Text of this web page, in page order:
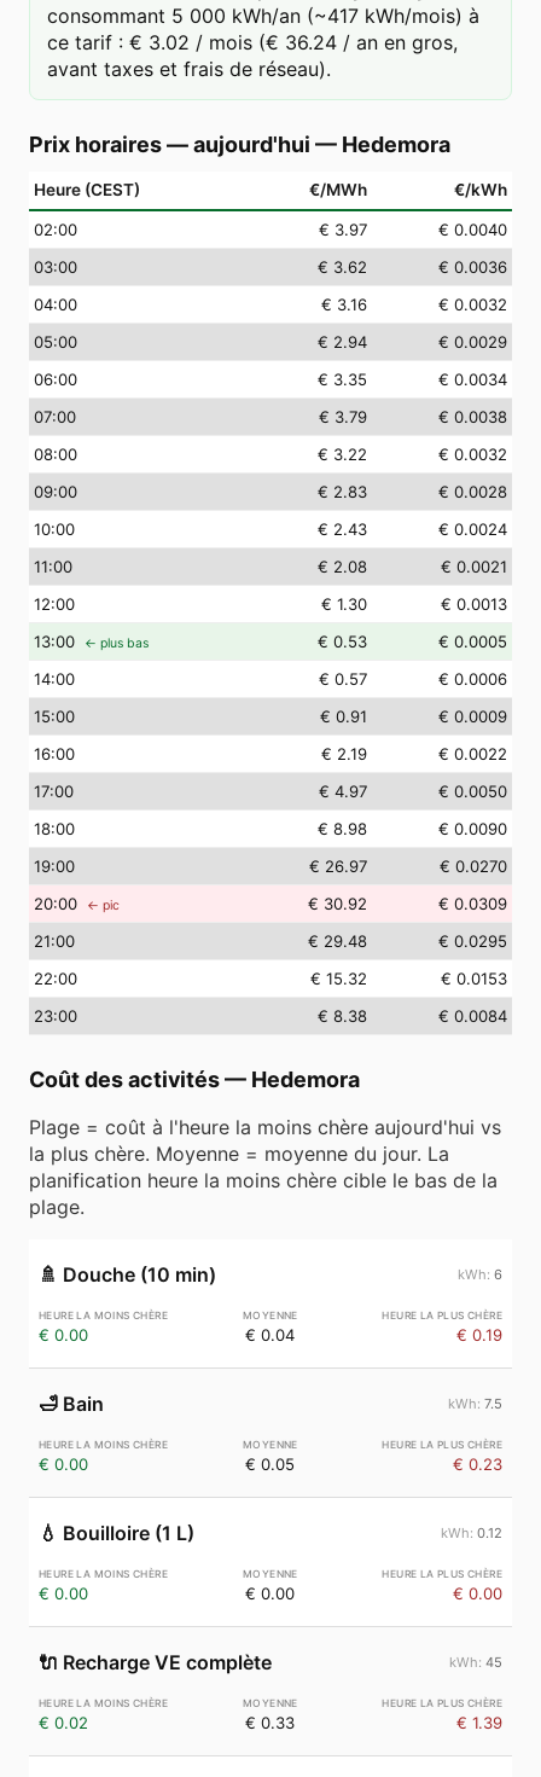
consommant 5 000 kWh/an (~417 kWh/mois) à
ce tarif : € 3.02 / mois (€ 36.24 / an en gros,
avant taxes et frais de réseau).
Prix horaires — aujourd'hui — Hedemora
Heure (CEST) €/MWh €/kWh
02:00 € 3.97
€ 0.0040
03:00 € 3.62
€ 0.0036
04:00 € 3.16
€ 0.0032
05:00 € 2.94
€ 0.0029
06:00 € 3.35
€ 0.0034
07:00 € 3.79
€ 0.0038
08:00 € 3.22
€ 0.0032
09:00 € 2.83
€ 0.0028
10:00 € 2.43
€ 0.0024
11:00 € 2.08
€ 0.0021
12:00 € 1.30
€ 0.0013
13:00 ← plus bas € 0.53
€ 0.0005
14:00 € 0.57
€ 0.0006
15:00 € 0.91
€ 0.0009
16:00 € 2.19
€ 0.0022
17:00 € 4.97
€ 0.0050
18:00 € 8.98
€ 0.0090
19:00 € 26.97
€ 0.0270
20:00 ← pic € 30.92
€ 0.0309
21:00 € 29.48
€ 0.0295
22:00 € 15.32
€ 0.0153
23:00 € 8.38 € 0.0084
Coût des activités— Hedemora
Plage = coût à l'heure la moins chère aujourd'hui vs
la plus chère. Moyenne = moyenne du jour. La
planification heure la moins chère cible le bas de la
plage.
🚿 Douche (10 min) 6
€ 0.00 € 0.04 € 0.19
🛁 Bain 7.5
€ 0.00 € 0.05 € 0.23
💧 Bouilloire (1 L) 0.12
€ 0.00 € 0.00 € 0.00
🔌 Recharge VE complète 45
€ 0.02 € 0.33 € 1.39